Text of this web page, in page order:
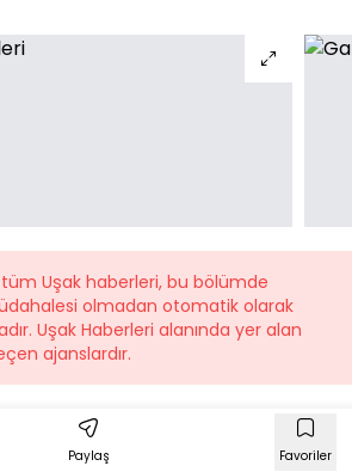
tüm Uşak haberleri, bu bölümde
olmadan otomatik olarak
Uşak Haberleri alanında yer alan
ajanslardır.
Paylaş Favoriler